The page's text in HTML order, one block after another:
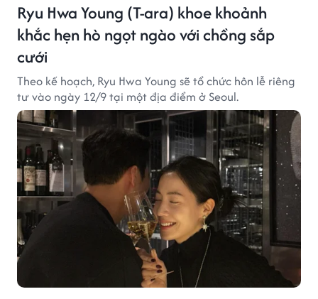
Ryu Hwa Young (T-ara) khoe khoảnh
khắc hẹn hò ngọt ngào với chồng sắp
cưới
Theo kế hoạch, Ryu Hwa Young sẽ tổ chức hôn lễ riêng
tư vào ngày 12/9 tại một địa điểm ở Seoul.